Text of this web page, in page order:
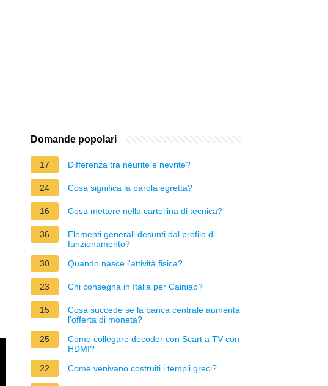
Domande popolari
17 Differenza tra neurite e nevrite?
24 Cosa significa la parola egretta?
16 Cosa mettere nella cartellina di tecnica?
36
Elementi generali desunti dal profilo di
funzionamento?
30
Quando nasce l'attività fisica?
23 Chi consegna in Italia per Cainiao?
15
Cosa succede se la banca centrale aumenta
l'offerta di moneta?
25
Come collegare decoder con Scart a TV con
HDMI?
22
Come venivano costruiti i templi greci?